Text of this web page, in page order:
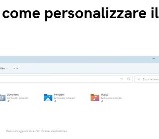
personalizzare il